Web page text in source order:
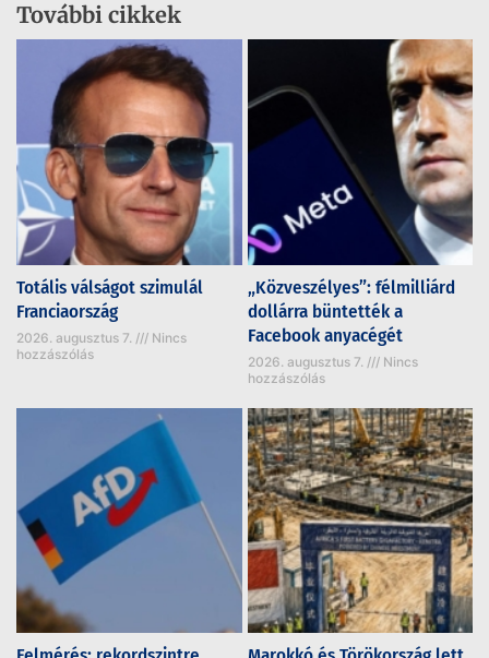
További cikkek
Totális válságot szimulál
Franciaország
2026. augusztus 7.
Nincs
hozzászólás
„Közveszélyes”: félmilliárd
dollárra büntették a
Facebook anyacégét
2026. augusztus 7.
Nincs
hozzászólás